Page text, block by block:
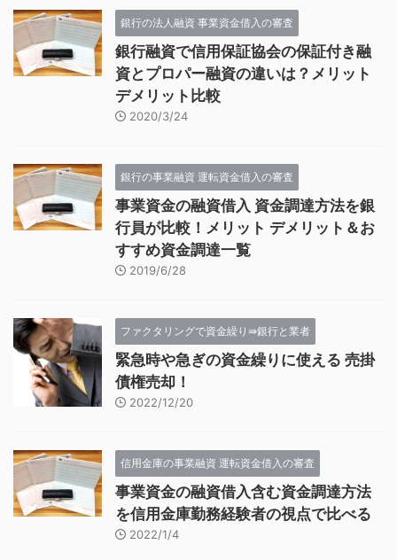
銀行の法人融資 事業資金借入の審査
銀行融資で信用保証協会の保証付き融
資とプロパー融資の違いは？メリット
デメリット比較
2020/3/24
銀行の事業融資 運転資金借入の審査
事業資金の融資借入 資金調達方法を銀
行員が比較！メリット デメリット＆お
すすめ資金調達一覧
2019/6/28
ファクタリングで資金繰り⇛銀行と業者
緊急時や急ぎの資金繰りに使える 売掛
債権売却！
2022/12/20
信用金庫の事業融資 運転資金借入の審査
事業資金の融資借入含む資金調達方法
を信用金庫勤務経験者の視点で比べる
2022/1/4